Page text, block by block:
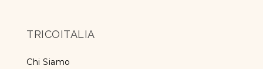
TRICOITALIA
Chi Siamo